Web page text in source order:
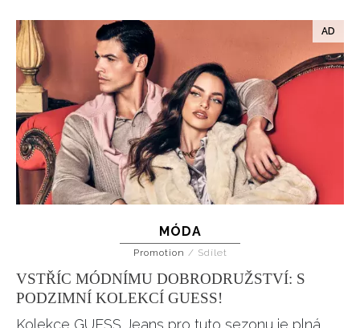
MÓDA
Promotion / Sdílet
VSTŘÍC MÓDNÍMU DOBRODRUŽSTVÍ: S
PODZIMNÍ KOLEKCÍ GUESS!
Kolekce GUESS Jeans pro tuto sezonu je plná